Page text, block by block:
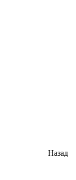
Назад